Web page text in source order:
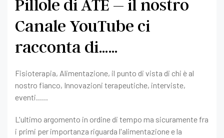
Pillole di ATE – il nostro
Canale YouTube ci
racconta di……
Fisioterapia, Alimentazione, il punto di vista di chi è al
nostro fianco, Innovazioni terapeutiche, interviste,
eventi......
L'ultimo argomento in ordine di tempo ma sicuramente fra
i primi per importanza riguarda l'alimentazione e la